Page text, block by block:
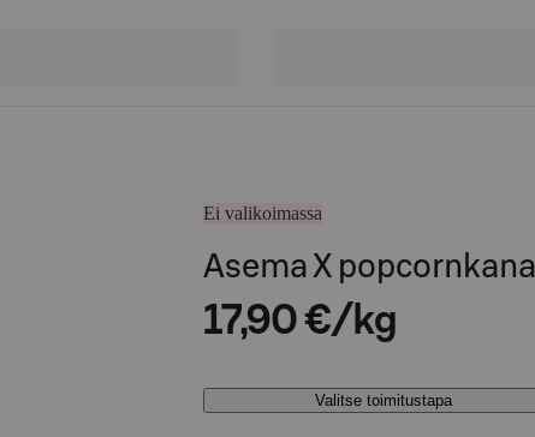
Ei valikoimassa
Asema X popcornkana
17,90 €/kg
Valitse toimitustapa